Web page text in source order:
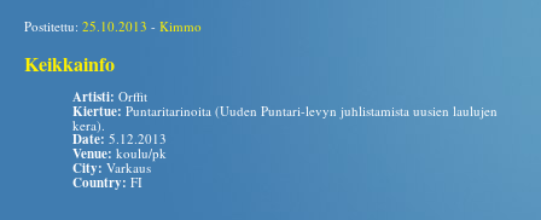
Postitettu: 25.10.2013 - Kimmo
Keikkainfo
Artisti: Orffit
Kiertue: Puntaritarinoita (Uuden Puntari-levyn juhlistamista uusien laulujen
kera).
Date: 5.12.2013
Venue: koulu/pk
City: Varkaus
Country: FI